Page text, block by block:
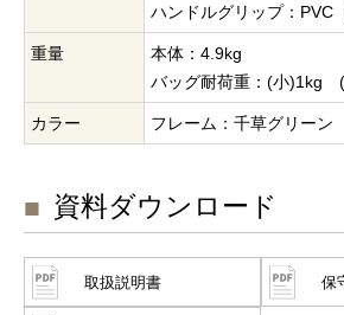
ハンドルグリップ：PVC
重量
本体：4.9kg
バッグ耐荷重：(小)1kg
カラー フレーム：千草グリーン
資料ダウンロード
取扱説明書 保